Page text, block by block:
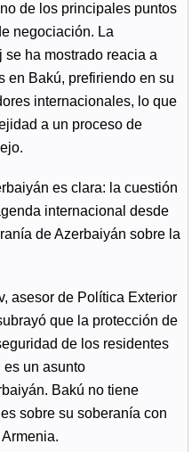
de los principales puntos
negociación. La
ha mostrado reacia a
en Bakú, prefiriendo en su
internacionales, lo que
a un proceso de
es clara: la cuestión
internacional desde
de Azerbaiyán sobre la
asesor de Política Exterior
que la protección de
de los residentes
un asunto
Bakú no tiene
sobre su soberanía con